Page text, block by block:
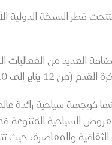
التقني الأكبر في العالم (من 26 إلى 29 يناير 2024).
كوجهة سياحية رائدة
والمعاصرة، حيث